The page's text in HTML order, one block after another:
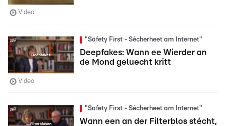
Video
"Safety First - Sécherheet am Internet"
Deepfakes: Wann ee Wierder an
de Mond geluecht kritt
Video
"Safety First - Sécherheet am Internet"
Wann een an der Filterblos stécht,